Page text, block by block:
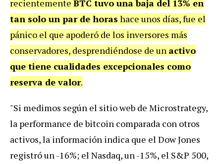
recientemente BTC tuvo una baja del 13% en
tan solo un par de horas hace unos días, fue el
pánico el que apoderó de los inversores más
conservadores, desprendiéndose de un activo
que tiene cualidades excepcionales como
reserva de valor.
"Si medimos según el sitio web de Microstrategy,
la performance de bitcoin comparada con otros
activos, la información indica que el Dow Jones
registró un -16%; el Nasdaq, un -15%, el S&P 500,